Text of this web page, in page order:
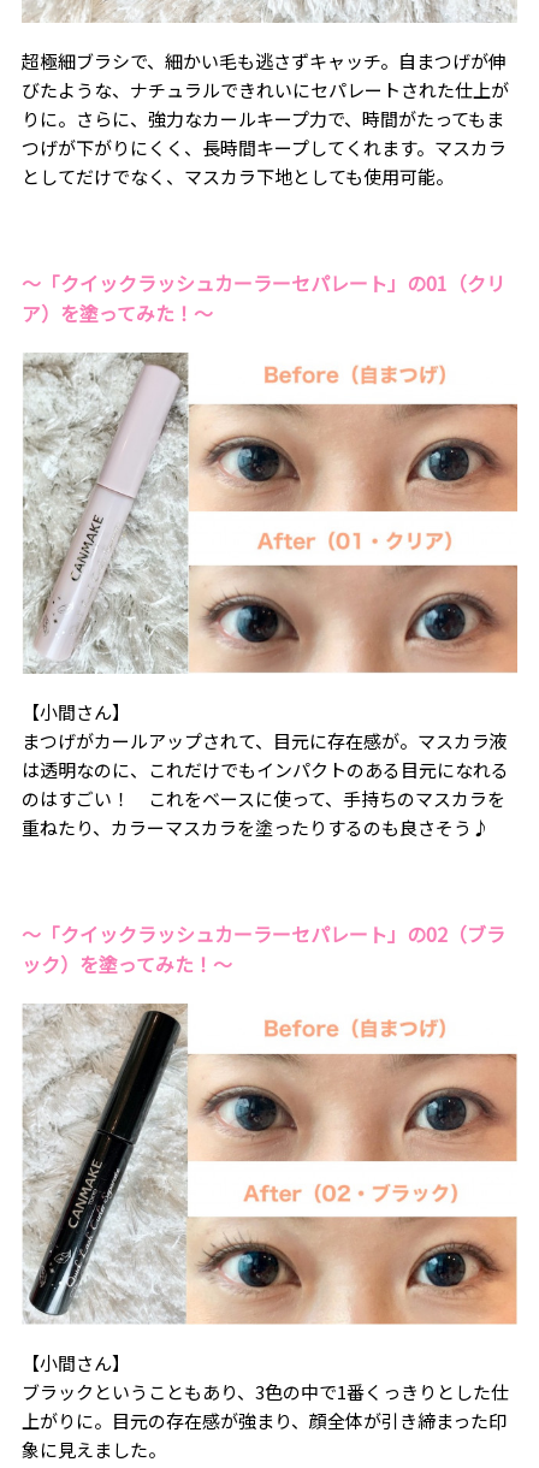
超極細ブラシで、細かい毛も逃さずキャッチ。自まつげが伸
びたような、ナチュラルできれいにセパレートされた仕上が
りに。さらに、強力なカールキープ力で、時間がたってもま
つげが下がりにくく、長時間キープしてくれます。マスカラ
としてだけでなく、マスカラ下地としても使用可能。
〜「クイックラッシュカーラーセパレート」の01（クリ
ア）を塗ってみた！〜
【小間さん】
まつげがカールアップされて、目元に存在感が。マスカラ液
は透明なのに、これだけでもインパクトのある目元になれる
のはすごい！ これをベースに使って、手持ちのマスカラを
重ねたり、カラーマスカラを塗ったりするのも良さそう♪
〜「クイックラッシュカーラーセパレート」の02（ブラ
ック）を塗ってみた！〜
【小間さん】
ブラックということもあり、 3色の中で1番くっきりとした仕
上がりに。目元の存在感が強まり、顔全体が引き締まった印
象に見えました。